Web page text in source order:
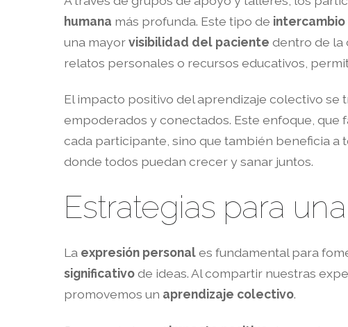
humana más profunda. Este tipo de
una mayorvisibilidad del paciente dentro de la
relatos personales o recursos educativos,
El impacto positivo del aprendizaje colectivo se
empoderados y conectados. Este enfoque, que
cada participante, sino que también beneficia a
donde todos puedan crecer y sanar juntos.
Estrategias para
La expresión personales fundamental para
significativode ideas. Al compartir nuestras
promovemos un aprendizaje colectivo.